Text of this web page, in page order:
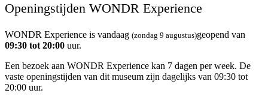
Openingstijden WONDR Experience
WONDR Experience is vandaag (zondag 9 augustus)geopend van
09:30 tot 20:00 uur.
Een bezoek aan WONDR Experience kan 7 dagen per week. De
vaste openingstijden van dit museum zijn dagelijks van 09:30 tot
20:00 uur.